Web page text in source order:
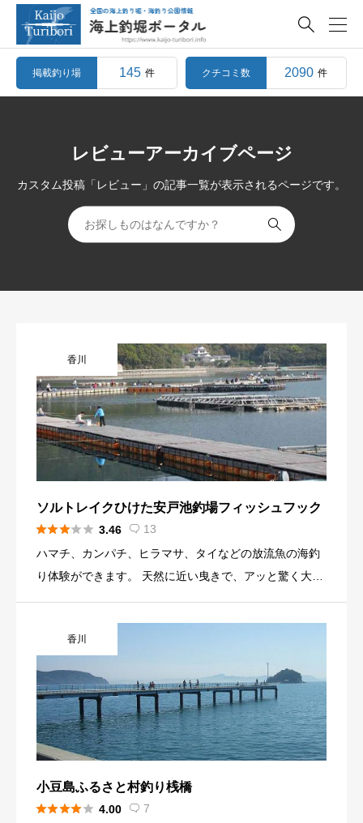

掲載釣り場 145 件 クチコミ数 2090 件
レビューアーカイブページ
カスタム投稿「レビュー」の記事一覧が表示されるページです。

香川
ソルトレイクひけた安戸池釣場フィッシュフック
 3.46  13
ハマチ、カンパチ、ヒラマサ、タイなどの放流魚の海釣
り体験ができます。 天然に近い曳きで、アッと驚く大物
たまらない！ 世界初のハマチ養殖の池で、大物釣りに挑
戦！ ルアーだけでなく餌釣りも楽しめ、釣った魚はもち
香川
小豆島ふるさと村釣り桟橋
 4.00  7